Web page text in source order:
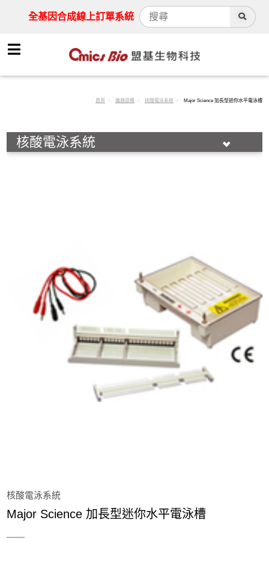
全基因合成線上訂單系統
首頁 儀器設備 核酸電泳系統 Major Science 加長型迷你水平電泳槽
核酸電泳系統
蛋白質分析系統
電源供應器
凝膠照相系統
活體動物影像系統
Major Science 小型水平電泳槽
核酸電泳系統
Major Science 加長型迷你水平電泳槽